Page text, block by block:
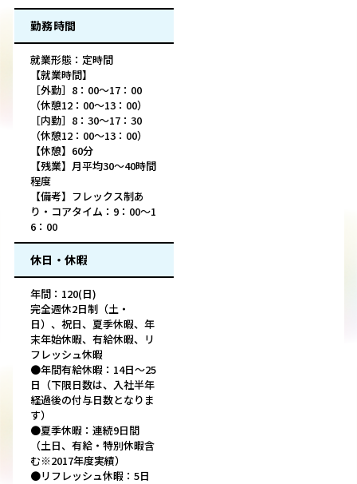
勤務時間
就業形態：定時間
【就業時間】
［外勤］8：00～17：00
（休憩12：00～13：00）
［内勤］8：30～17：30
（休憩12：00～13：00）
【休憩】60分
【残業】月平均30～40時間
程度
【備考】フレックス制あ
り・コアタイム：9：00～1
6：00
休日・休暇
年間：120(日)
完全週休2日制（土・
日）、祝日、夏季休暇、年
末年始休暇、有給休暇、リ
フレッシュ休暇
●年間有給休暇：14日～25
日（下限日数は、入社半年
経過後の付与日数となりま
す）
●夏季休暇：連続9日間
（土日、有給・特別休暇含
む※2017年度実績）
●リフレッシュ休暇：5日